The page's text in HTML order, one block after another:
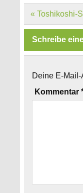
« Toshikoshi-
Schreibe
Deine E-
Kommentar